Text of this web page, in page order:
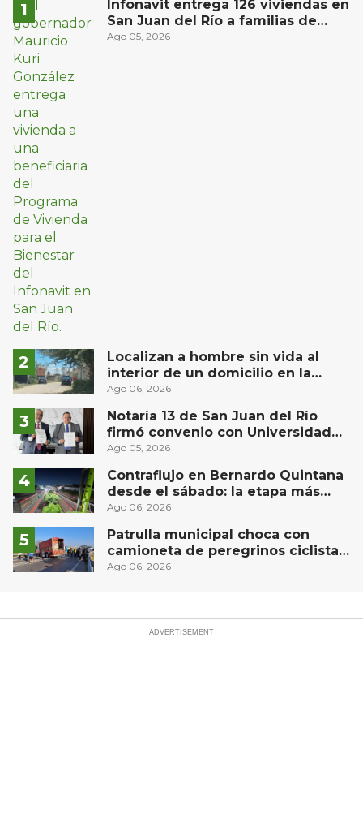
Infonavit entrega 126 viviendas en
San Juan del Río a familias de
bajos ingresos
Ago 05, 2026
Localizan a hombre sin vida al
interior de un domicilio en la
comunidad El Rodeo, San Juan del
Ago 06, 2026
Notaría 13 de San Juan del Río
firmó convenio con Universidad
Privada del Bajío para recibir
Ago 05, 2026
Contraflujo en Bernardo Quintana
desde el sábado: la etapa más
compleja del operativo vial
Ago 06, 2026
Patrulla municipal choca con
camioneta de peregrinos ciclistas
en la autopista México-Querétaro
Ago 06, 2026